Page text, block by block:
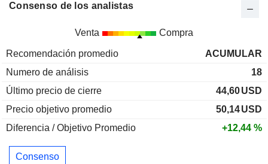
Consenso de los analistas
Venta Compra
Recomendación promedio
ACUMULAR
Numero de análisis
18
Último precio de cierre
44,60USD
Precio objetivo promedio
50,14USD
Diferencia / Objetivo Promedio
+12,44 %
Consenso